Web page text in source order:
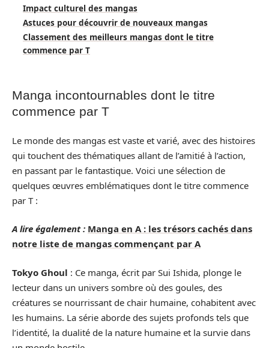
Impact culturel des mangas
Astuces pour découvrir de nouveaux mangas
Classement des meilleurs mangas dont le titre
commence par T
Manga incontournables dont le titre
commence par T
Le monde des mangas est vaste et varié, avec des histoires
qui touchent des thématiques allant de l’amitié à l’action,
en passant par le fantastique. Voici une sélection de
quelques œuvres emblématiques dont le titre commence
par T :
A lire également : Manga en A : les trésors cachés dans
notre liste de mangas commençant par A
Tokyo Ghoul : Ce manga, écrit par Sui Ishida, plonge le
lecteur dans un univers sombre où des goules, des
créatures se nourrissant de chair humaine, cohabitent avec
les humains. La série aborde des sujets profonds tels que
l’identité, la dualité de la nature humaine et la survie dans